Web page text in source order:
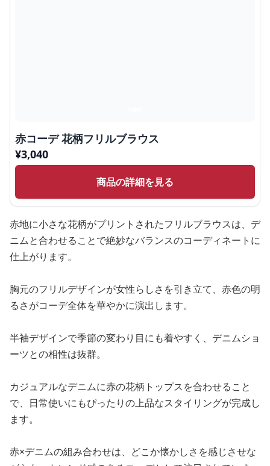
赤コーデ 花柄フリルブラウス
¥3,040
商品の詳細を見る
赤地に小さな花柄がプリントされたフリルブラウスは、デ
ニムと合わせることで絶妙なバランスのコーディネートに
仕上がります。
胸元のフリルデザインが女性らしさを引き立て、赤色の明
るさがコーデ全体を華やかに演出します。
半袖デザインで季節の変わり目にも着やすく、デニムショ
ーツとの相性は抜群。
カジュアルなデニムに赤の花柄トップスを合わせること
で、日常使いにもぴったりの上品なスタイリングが完成し
ます。
赤×デニムの組み合わせは、どこか懐かしさを感じさせな